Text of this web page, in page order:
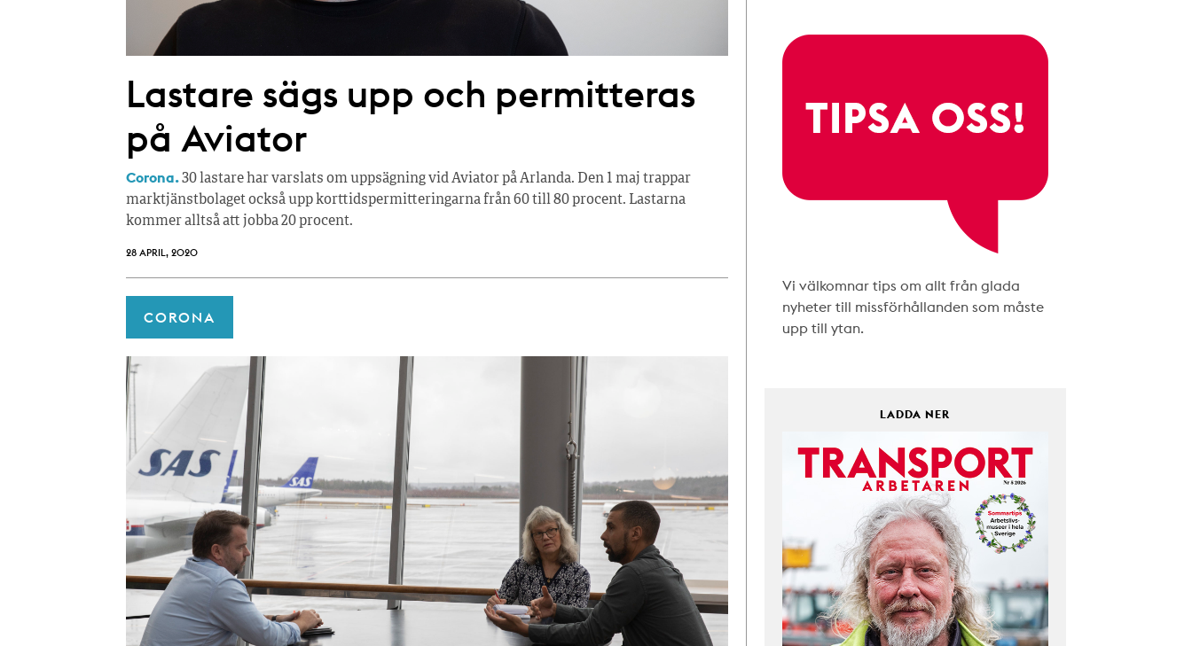
Lastare sägs upp och permitteras
på Aviator
Corona.30 lastare har varslats om uppsägning vid Aviator på Arlanda. Den 1 maj trappar
marktjänstbolaget också upp korttidspermitteringarna från 60 till 80 procent. Lastarna
kommer alltså att jobba 20 procent.
28 APRIL, 2020
CORONA
Vi välkomnar tips om allt från glada
nyheter till missförhållanden som måste
upp till ytan.
LADDA NER